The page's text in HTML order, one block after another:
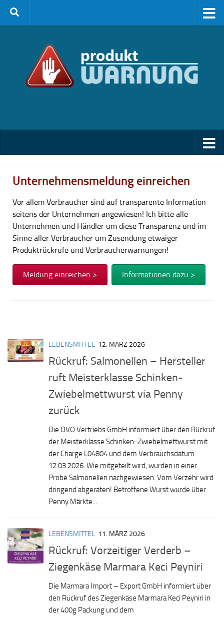
Zum Inhalt springen
Unternehmensmeldung einreichen
Vor allem Verbraucher sind auf transparente Information
seitens der Unternehmen angewiesen! Ich bitte alle
Unternehmen und Händler um diese Transparenz und im
Sinne aller Verbraucher um Zusendung etwaiger
Produktrückrufe und Verbraucherwarnungen!
Meldung einreichen > Informationen dazu >
LEBENSMITTEL 12. MÄRZ 2026
Rückruf: Salmonellen – Hersteller
ruft Meisterklasse Schinken-
Zwiebelmettwurst via Penny
zurück
Die OVO Vertriebs GmbH informiert über den Rückruf
der Meisterklasse Schinken-Zwiebelmettwurst mit
der Charge L04804 und dem Verbrauchsdatum
12.03.2026. Wie mitgeteilt wird, wurden in einer
Probe Salmonellen nachgewiesen. Vom Verzehr wird
dringend abgeraten! Betroffene Wurst wurde über
Penny Märkte...
LEBENSMITTEL 11. MÄRZ 2026
Rückruf: Vorzeitiger Verderb –
Ziegenkäse Marmara Keci Peyniri
Die Marmara Import – Export GmbH informiert über
den Rückruf des Ziegenkäse Marmara Keci Peyniri in
der 400g Packung und dem